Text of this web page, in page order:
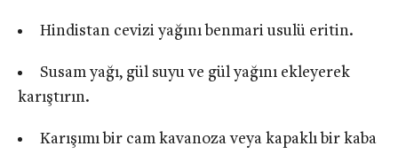
Hindistan cevizi yağını benmari usulü eritin.
Susam yağı, gül suyu ve gül yağını ekleyerek
karıştırın.
Karışımı bir cam kavanoza veya kapaklı bir kaba